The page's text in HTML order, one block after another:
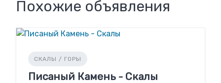
Похожие объявления
СКАЛЫ / ГОРЫ
Писаный Камень - Скалы